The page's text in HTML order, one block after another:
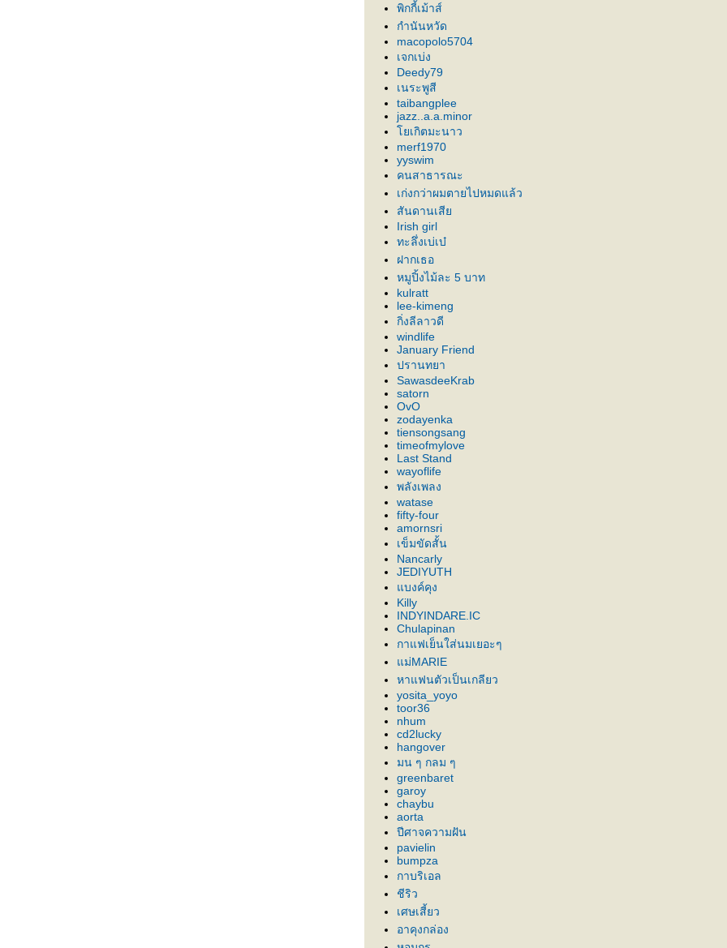
พิกกี้เม้าส์
กำนันหวัด
macopolo5704
เจกเบ่ง
Deedy79
เนระพูสี
taibangplee
jazz..a.a.minor
เกิตมะนาว
merf1970
yyswim
คนสาธารณะ
เก่งกว่าผมตายไปหมดแล้ว
สันดานเสี
Irish girl
ทะลึ่งเบ่เบ๋
ฝากเธอ
หมูปิ้งไม้ละ 5 บาท
kulratt
lee-kimeng
กิ่งลีลาวดี
windlife
January Friend
ปรานทยา
SawasdeeKrab
satorn
OvO
zodayenka
tiensongsang
timeofmylove
Last Stand
wayoflife
พลังเพลง
watase
fifty-four
amornsri
เข็มขัดสั้น
Nancarly
JEDIYUTH
บงค์คุง
Killy
INDYINDARE.IC
Chulapinan
กาแฟเย็นใส่นมเยอะๆ
ม่MARIE
หาแฟนตัวเป็นเกลียว
yosita_yoyo
toor36
nhum
cd2lucky
hangover
มน ๆ กลม ๆ
greenbaret
garoy
chaybu
aorta
ปีศาจความฝัน
pavielin
bumpza
กาบริเอล
ชีริว
เศษเสี้ยว
อาคุงกล่อง